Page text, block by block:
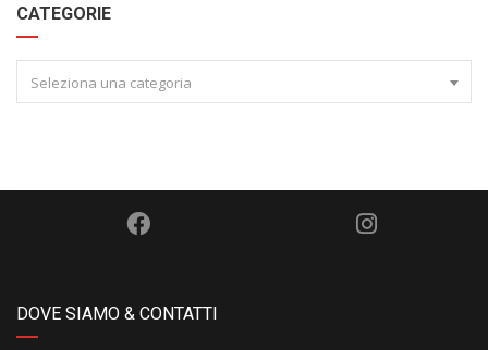
CATEGORIE
Seleziona una categoria
DOVE SIAMO & CONTATTI